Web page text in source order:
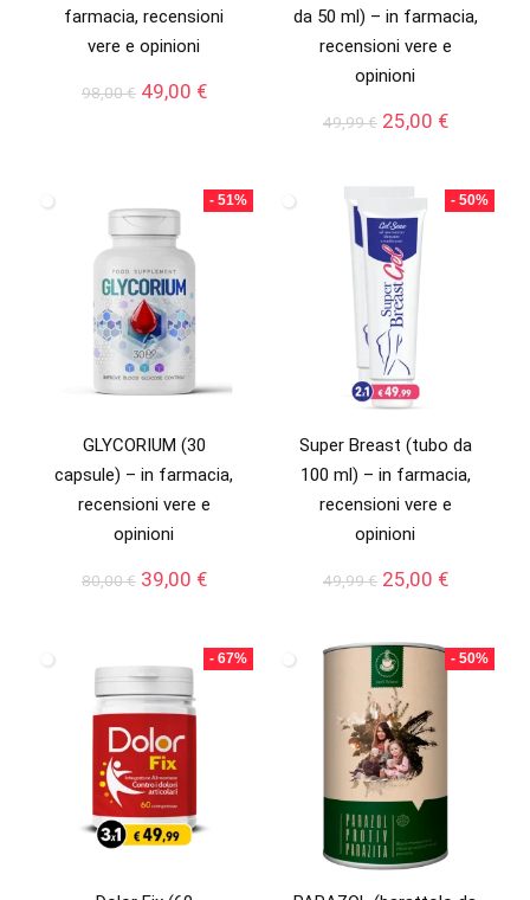
farmacia, recensioni
vere e opinioni
98,00€ Il
98,00 €.
49,00 €Il
49,00 €.
da 50 ml) – in farmacia,
recensioni vere e
opinioni
49,99€ Il
era:
49,99 €.
25,00 €Il
è:
25,00 €.
- 51%
GLYCORIUM (30
capsule) – in farmacia,
recensioni vere e
opinioni
80,00€ Il
80,00 €.
39,00 €Il
è:
39,00 €.
- 50%
Super Breast (tubo da
100 ml) – in farmacia,
recensioni vere e
opinioni
49,99€ Il
era:
49,99 €.
25,00 €Il
è:
25,00 €.
- 67% - 50%